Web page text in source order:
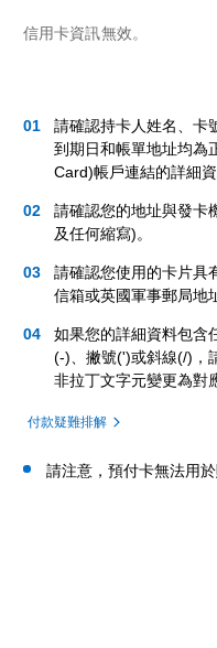
信用卡資訊無效。
請確認持卡人姓名、卡
到期日和帳單地址均為
Card)帳戶連結的詳細資
請確認您的地址與發卡
及任何縮寫)。
請確認您使用的卡片具
信箱或英國軍事郵局地
如果您的詳細資料包含
(-)、撇號(')或斜線(/)，
非拉丁文字元變更為對
付款疑難排解
請注意，預付卡無法用於